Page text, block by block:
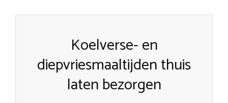
Koelverse- en
diepvriesmaaltijden thuis
laten bezorgen